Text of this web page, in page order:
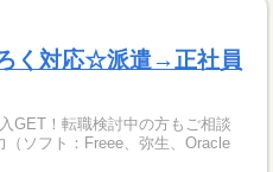
く対応☆派遣→正社員
！転職検討中の方もご相談
ソフト：Freee、弥生、Oracle